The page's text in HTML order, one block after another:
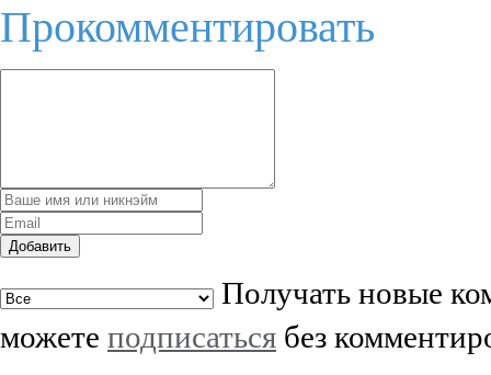
Прокомментировать
Добавить
Получать новые
можете подписаться без